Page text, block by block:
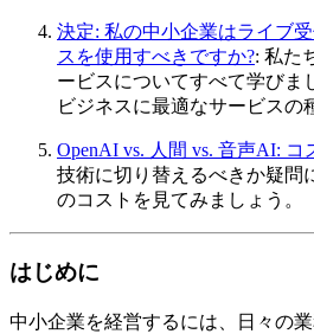
決定: 私の中小企業はライブ
スを使用すべきですか?: 私た
ービスについてすべて学びま
ビジネスに最適なサービスの
OpenAI vs. 人間 vs. 音声AI: コ
技術に切り替えるべきか疑問
のコストを見てみましょう。
はじめに
中小企業を経営するには、日々の